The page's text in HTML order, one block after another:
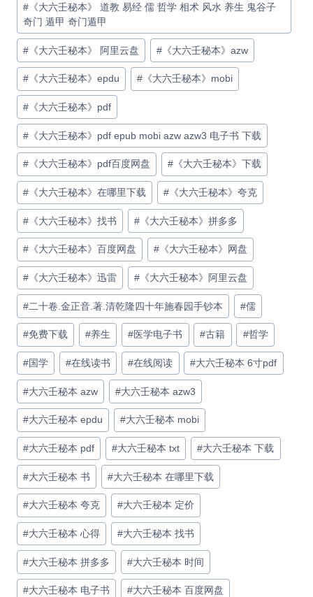
# 《大六壬秘本》 道教 易经 儒 哲学 相术 风水 养生 鬼谷子
奇门 遁甲 奇门遁甲
# 《大六壬秘本》 阿里云盘 # 《大六壬秘本》azw
# 《大六壬秘本》epdu # 《大六壬秘本》mobi
# 《大六壬秘本》pdf
# 《大六壬秘本》pdf epub mobi azw azw3 电子书 下载
# 《大六壬秘本》pdf百度网盘 # 《大六壬秘本》下载
# 《大六壬秘本》在哪里下载 # 《大六壬秘本》夸克
# 《大六壬秘本》找书 # 《大六壬秘本》拼多多
# 《大六壬秘本》百度网盘 # 《大六壬秘本》网盘
# 《大六壬秘本》迅雷 # 《大六壬秘本》阿里云盘
#二十卷.金正音.著.清乾隆四十年施春园手钞本 #儒
#免费下载 #养生 # 医学电子书 #古籍 #哲学
# 国学 #在线读书 #在线阅读 #大六壬秘本 6寸pdf
#大六壬秘本 azw #大六壬秘本 azw3
#大六壬秘本 epdu #大六壬秘本 mobi
#大六壬秘本 pdf #大六壬秘本 txt #大六壬秘本 下载
#大六壬秘本 书 #大六壬秘本 在哪里下载
#大六壬秘本 夸克 #大六壬秘本 定价
#大六壬秘本 心得 #大六壬秘本 找书
#大六壬秘本 拼多多 #大六壬秘本 时间
#大六壬秘本 电子书 #大六壬秘本 百度网盘